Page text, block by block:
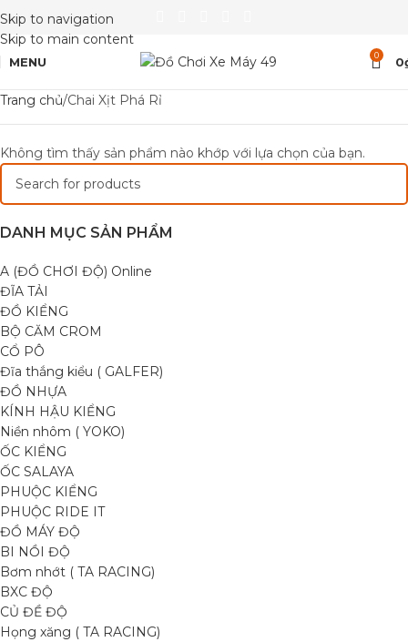
Skip to navigation
Skip to main content
MENU 0 0
DANH MỤC SẢN PHẨM
A (ĐỒ CHƠI ĐỘ) Online
ĐĨA TẢI
ĐỒ KIỂNG
BỘ CĂM CROM
CỔ PÔ
Đĩa thắng kiểu ( GALFER)
ĐỒ NHỰA
KÍNH HẬU KIỂNG
Niền nhôm ( YOKO)
ỐC KIỂNG
ỐC SALAYA
PHUỘC KIỂNG
PHUỘC RIDE IT
ĐỒ MÁY ĐỘ
BI NỒI ĐỘ
Bơm nhớt ( TA RACING)
BXC ĐỘ
CỦ ĐỀ ĐỘ
Họng xăng ( TA RACING)
Trang chủ Chai Xịt Phá Rỉ
Không tìm thấy sản phẩm nào khớp với lựa chọn của bạn.